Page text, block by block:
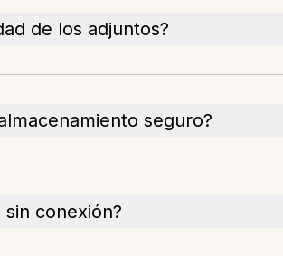
de los adjuntos?
seguro?
conexión?